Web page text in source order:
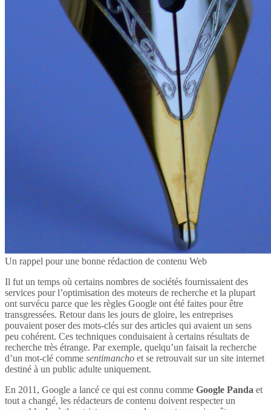
Un rappel pour une bonne rédaction de contenu Web
Il fut un temps où certains nombres de sociétés fournissaient des
services pour l’optimisation des moteurs de recherche et la plupart
ont survécu parce que les règles Google ont été faites pour être
transgressées. Retour dans les jours de gloire, les entreprises
pouvaient poser des mots-clés sur des articles qui avaient un sens
peu cohérent. Ces techniques conduisaient à certains résultats de
recherche très étrange. Par exemple, quelqu’un faisait la recherche
d’un mot-clé comme sentimancho et se retrouvait sur un site internet
destiné à un public adulte uniquement.
En 2011, Google a lancé ce qui est connu comme Google Panda et
tout a changé, les rédacteurs de contenu doivent respecter un